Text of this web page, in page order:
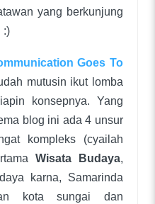
yang berkunjung
:)
Goes To
mutusin ikut lomba
konsepnya. Yang
blog ini ada 4 unsur
kompleks (cyailah
Wisata Budaya,
karna, Samarinda
kota sungai dan